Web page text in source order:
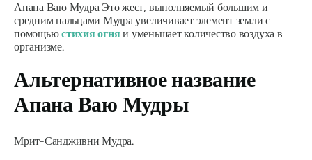
Апана Ваю МудраЭто жест, выполняемый большим и
средним пальцами Мудраувеличивает элемент земли с
помощьюстихия огняи уменьшает количество воздуха в
организме.
Альтернативное название
Апана Ваю Мудры
Мрит-Сандживни Мудра.